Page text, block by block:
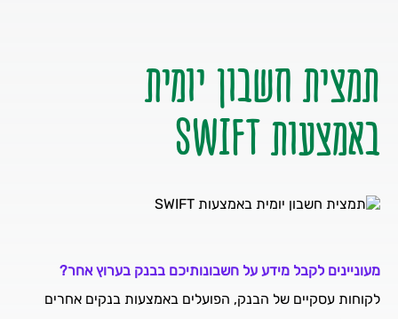
באמצעות SWIFT
מעוניינים לקבל מידע על חשבונותיכם בבנק בערוץ אחר?
לקוחות עסקיים של הבנק, הפועלים באמצעות בנקים אחרים